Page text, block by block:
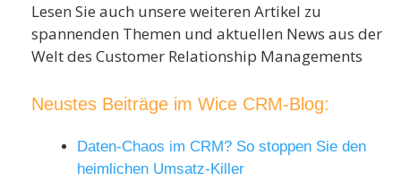
Lesen Sie auch unsere weiteren Artikel zu
spannenden Themen und aktuellen News aus der
Welt des Customer Relationship Managements
Neustes Beiträge im Wice CRM-Blog:
Daten-Chaos im CRM? So stoppen Sie den
heimlichen Umsatz-Killer